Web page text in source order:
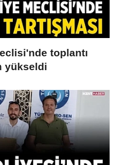
toplantı
yükseldi